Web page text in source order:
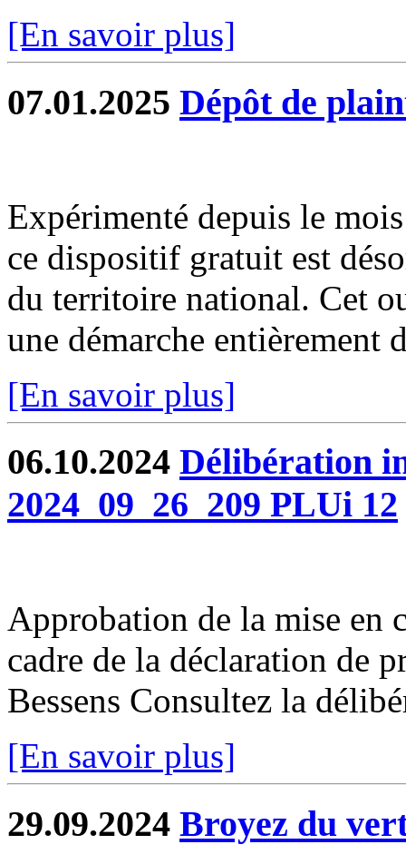
[En savoir plus]
07.01.2025 Dépôt de
Expérimenté depuis le
ce dispositif gratuit est
du territoire national. Cet
une démarche entièrement
[En savoir plus]
06.10.2024 Délibération
2024_09_26_209 PLUi 12
Approbation de la mise en
cadre de la déclaration de
Bessens Consultez la
[En savoir plus]
29.09.2024 Broyez du